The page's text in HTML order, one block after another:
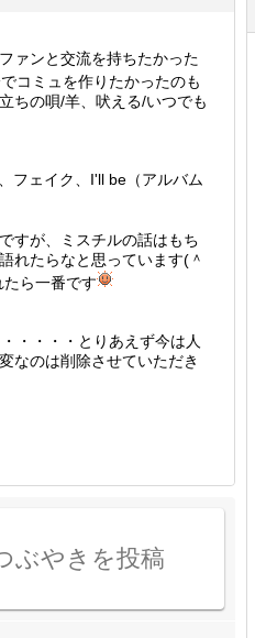
ァンと交流を持ちたかった
コミュを作りたかったのも
ちの唄/羊、吠える/いつでも
フェイク、I'll be（アルバム
すが、ミスチルの話はもち
れたらなと思っています(＾
ら一番です
・・・・・とりあえず今は人
なのは削除させていただき
ぶやきを投稿